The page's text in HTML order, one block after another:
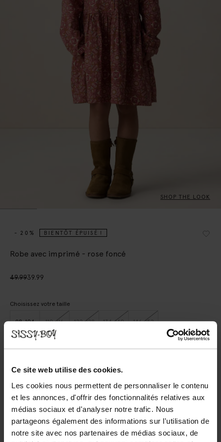
Ce site web utilise des cookies.
Les cookies nous permettent de personnaliser le contenu
et les annonces, d'offrir des fonctionnalités relatives aux
médias sociaux et d'analyser notre trafic. Nous
partageons également des informations sur l'utilisation de
notre site avec nos partenaires de médias sociaux, de
SHOP THE LOOK
- 20% BIENTÔT ÉPUISÉ !
Robe avec imprimé - rose foncé
49.9939.99
Choisissez votre taille
98-104 110-116 122-128 134-140 146-152
Livraison rapide
Délai de rétractation de 14 jours
(1)